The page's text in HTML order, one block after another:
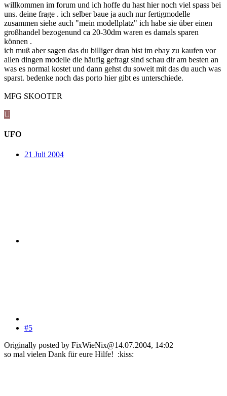
willkommen im forum und ich hoffe du hast hier noch viel spass bei
uns. deine frage . ich selber baue ja auch nur fertigmodelle
zusammen siehe auch "mein modellplatz" ich habe sie über einen
großhandel bezogenund ca 20-30dm waren es damals sparen
können .
ich muß aber sagen das du billiger dran bist im ebay zu kaufen vor
allen dingen modelle die häufig gefragt sind schau dir am besten an
was es normal kostet und dann gehst du soweit mit das du auch was
sparst. bedenke noch das porto hier gibt es unterschiede.
MFG SKOOTER
U
UFO
21 Juli 2004
#5
Originally posted by FixWieNix@14.07.2004, 14:02
so mal vielen Dank für eure Hilfe! :kiss: